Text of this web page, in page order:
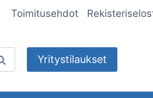
Toimitusehdot
Yritystilaukset